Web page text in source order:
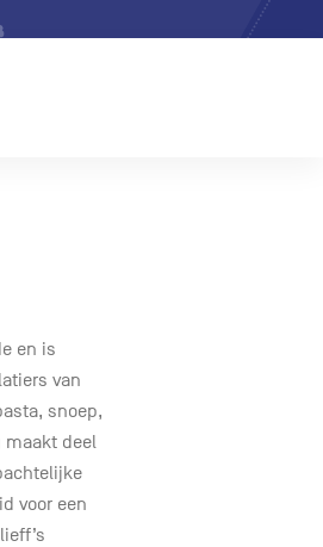
en is
van
snoep,
maakt deel
voor een